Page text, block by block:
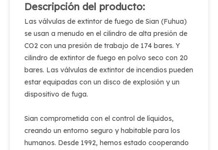
Descripción del producto:
Las válvulas de extintor de fuego de Sian (Fuhua)
se usan a menudo en el cilindro de alta presión de
CO2 con una presión de trabajo de 174 bares. Y
cilindro de extintor de fuego en polvo seco con 20
bares. Las válvulas de extintor de incendios pueden
estar equipadas con un disco de explosión y un
dispositivo de fuga.
Sian comprometida con el control de líquidos,
creando un entorno seguro y habitable para los
humanos. Desde 1992, hemos estado cooperando